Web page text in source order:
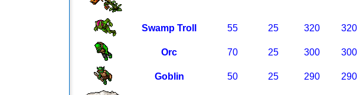
Swamp Troll 55 25 320 320
Orc 70 25 300 300
Goblin 50 25 290 290